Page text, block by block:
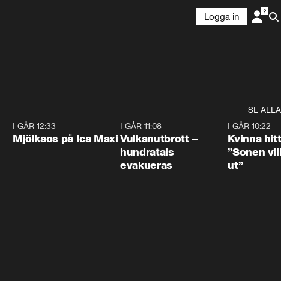
Logga in
SE ALLA
I GÅR 12:33
Mjölkaos på Ica Maxi
I GÅR 11:08
Vulkanutbrott –
hundratals
evakueras
I GÅR 10:22
Kvinna
”Sonen
ut”